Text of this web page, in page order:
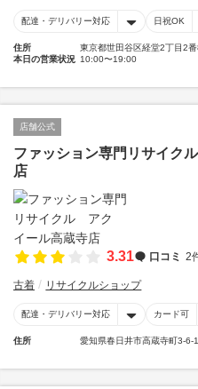
配達・デリバリー対応 日祝OK
住所
東京都世田谷区経堂2丁目2
本日の営業状況 10:00〜19:00
店舗公式
ファッション専門リサイク
店
3.31 口コミ 2
古着 リサイクルショップ
配達・デリバリー対応 カード可
住所 愛知県春日井市高蔵寺町3-6-1